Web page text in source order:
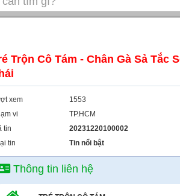
Trộn Cô Tám - Chân Gà Sả Tắc
xem
1553
vi
TP.HCM
tin
20231220100002
tin
Tin nổi bật
Thông tin liên hệ